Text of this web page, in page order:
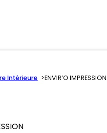
Intérieure ENVIR’O IMPRESSION